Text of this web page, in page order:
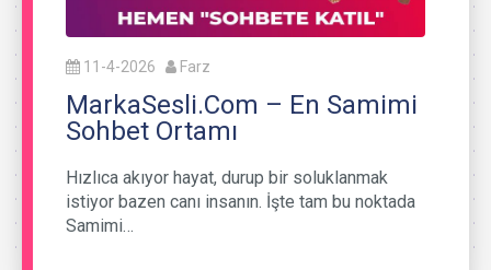
11-4-2026 Farz
MarkaSesli.Com – En Samimi
Sohbet Ortamı
Hızlıca akıyor hayat, durup bir soluklanmak
istiyor bazen canı insanın. İşte tam bu noktada
Samimi…